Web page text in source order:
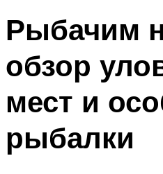
Рыбачим
обзор
мест и
рыбалки